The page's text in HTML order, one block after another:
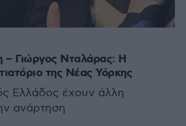
– Γιώργος Νταλάρας: H
της Νέας Υόρκης
Ελλάδος έχουν άλλη
ανάρτηση